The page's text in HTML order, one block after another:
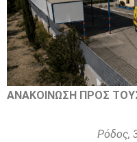
ΑΝΑΚΟΙΝΩΣΗ ΠΡΟΣ
Ρόδος,